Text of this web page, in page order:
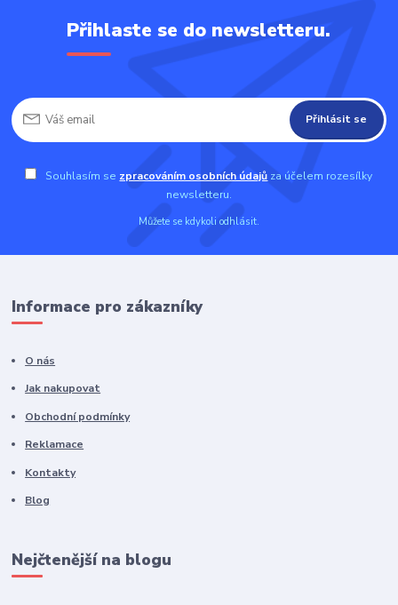
Přihlaste se do newsletteru.
Přihlásit se
Souhlasím se zpracováním osobních údajů za účelem rozesílky
newsletteru.
Můžete se kdykoli odhlásit.
Informace pro zákazníky
O nás
Jak nakupovat
Obchodní podmínky
Reklamace
Kontakty
Blog
Nejčtenější na blogu